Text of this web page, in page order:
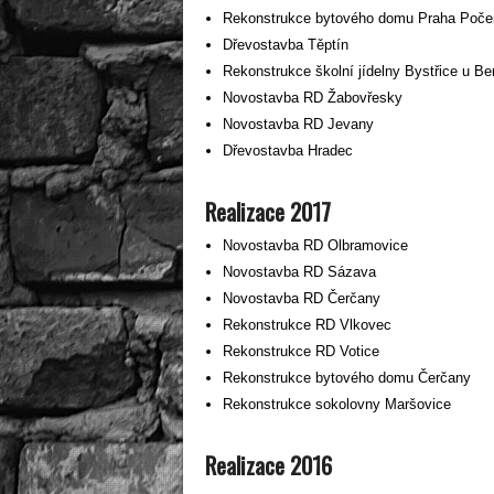
Rekonstrukce bytového domu Praha
Dřevostavba Těptín
Rekonstrukce školní jídelny Bystřice u
Novostavba RD Žabovřesky
Novostavba RD Jevany
Dřevostavba Hradec
Realizace 2017
Novostavba RD Olbramovice
Novostavba RD Sázava
Novostavba RD Čerčany
Rekonstrukce RD Vlkovec
Rekonstrukce RD Votice
Rekonstrukce bytového domu Čerčany
Rekonstrukce sokolovny Maršovice
Realizace 2016